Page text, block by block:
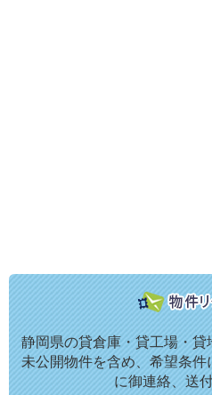
静岡県の貸倉庫・貸工場・
未公開物件を含め、希望条件
に御連絡、送